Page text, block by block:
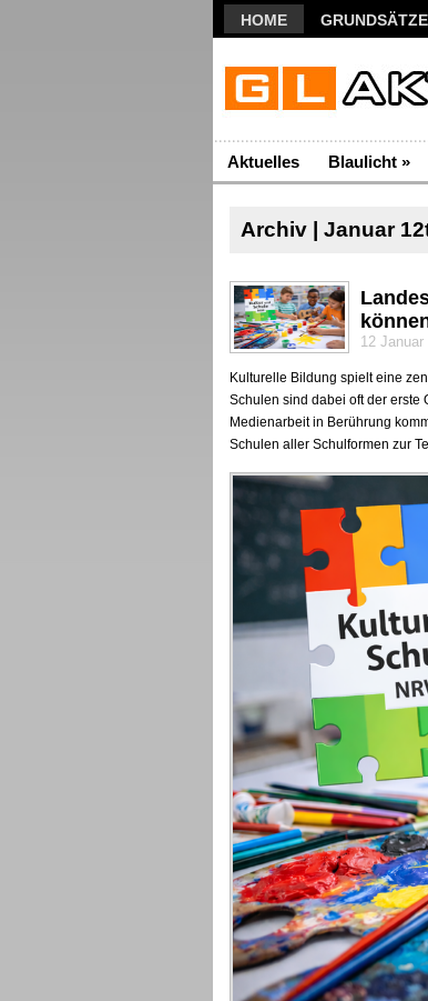
HOME GRUNDSÄTZE
Aktuelles Blaulicht »
Archiv | Januar
12
Kulturelle Bildung spielt eine
Schulen sind dabei oft der erste
Medienarbeit in Berührung
Schulen aller Schulformen zur